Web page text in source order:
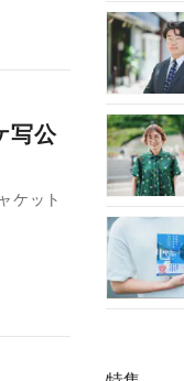
写公
ケット